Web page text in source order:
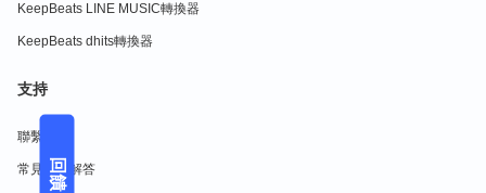
回饋
KeepBeats LINE MUSIC轉換器
KeepBeats dhits轉換器
支持
聯繫我們
常見問題解答